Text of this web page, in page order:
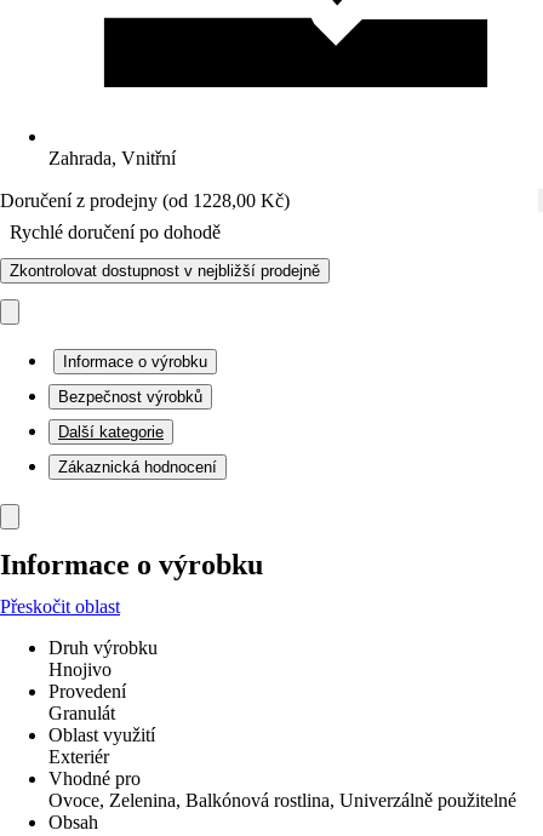
Zahrada, Vnitřní
Doručení z prodejny (od 1228,00 Kč)
Rychlé doručení po dohodě
Zkontrolovat dostupnost v nejbližší prodejně
Informace o výrobku
Bezpečnost výrobků
Další kategorie
Zákaznická hodnocení
Informace o výrobku
Přeskočit oblast
Druh výrobku
Hnojivo
Provedení
Granulát
Oblast využití
Exteriér
Vhodné pro
Ovoce, Zelenina, Balkónová rostlina, Univerzálně použitelné
Obsah